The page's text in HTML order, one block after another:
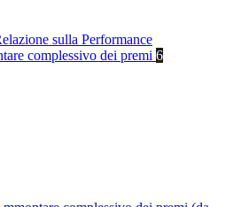
sulla Performance
complessivo dei premi 6